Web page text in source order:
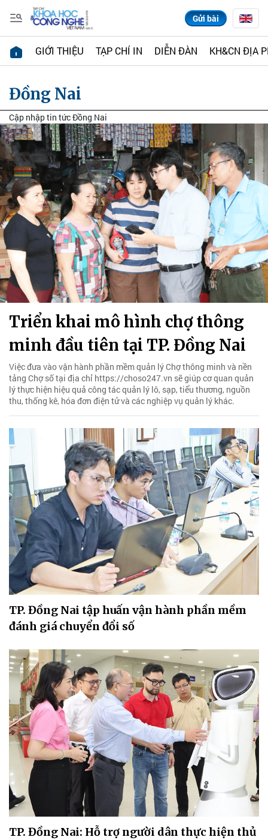
Gửi bài
GIỚI THIỆU TẠP CHÍ IN DIỄN ĐÀN KH&CN ĐỊA
Đồng Nai
Cập nhập tin tức Đồng Nai
Triển khai mô hình chợ thông
minh đầu tiên tại TP. Đồng Nai
Việc đưa vào vận hành phần mềm quản lý Chợ thông minh và nền
tảng Chợ số tại địa chỉ https://choso247.vn sẽ giúp cơ quan quản
lý thực hiện hiệu quả công tác quản lý lô, sạp, tiểu thương, nguồn
thu, thống kê, hóa đơn điện tử và các nghiệp vụ quản lý khác.
TP. Đồng Nai tập huấn vận hành phần mềm
đánh giá chuyển đổi số
TP. Đồng Nai: Hỗ trợ người dân thực hiện thủ